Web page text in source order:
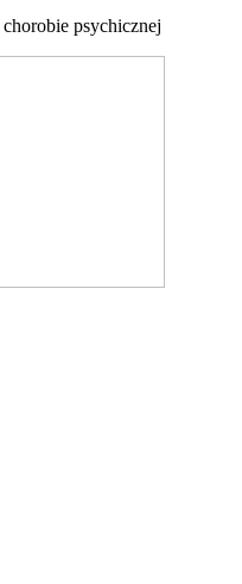
psychicznej